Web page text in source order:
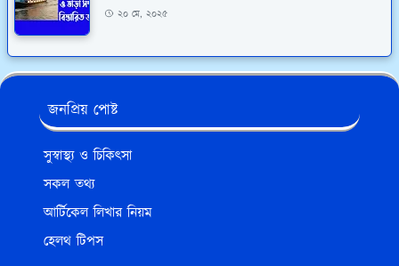
২০ মে, ২০২৫
জনপ্রিয় পোষ্ট
সুস্বাস্থ্য ও চিকিৎসা
সকল তথ্য
আর্টিকেল লিখার নিয়ম
হেলথ টিপস